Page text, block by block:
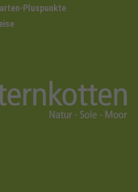
Pluspunkte